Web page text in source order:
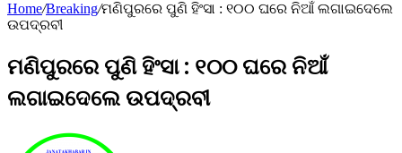
Home/Breaking/ମଣିପୁରରେ ପୁଣି ହିଂସା : ୧୦୦ ଘରେ ନିଆଁ ଲଗାଇଦେଲେ
ଉପଦ୍ରବୀ
ମଣିପୁରରେ ପୁଣି ହିଂସା : ୧୦୦ ଘରେ ନିଆଁ
ଲଗାଇଦେଲେ ଉପଦ୍ରବୀ